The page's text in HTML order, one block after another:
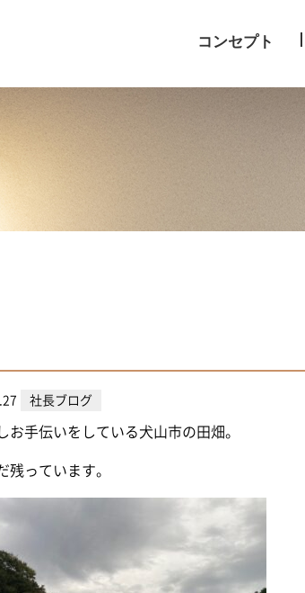
コンセプト
社長ブログ
お手伝いをしている犬山市の田畑。
残っています。